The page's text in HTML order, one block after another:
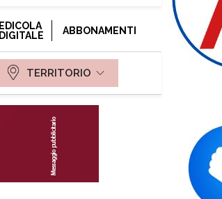
EDICOLA
DIGITALE
ABBONAMENTI
TERRITORIO